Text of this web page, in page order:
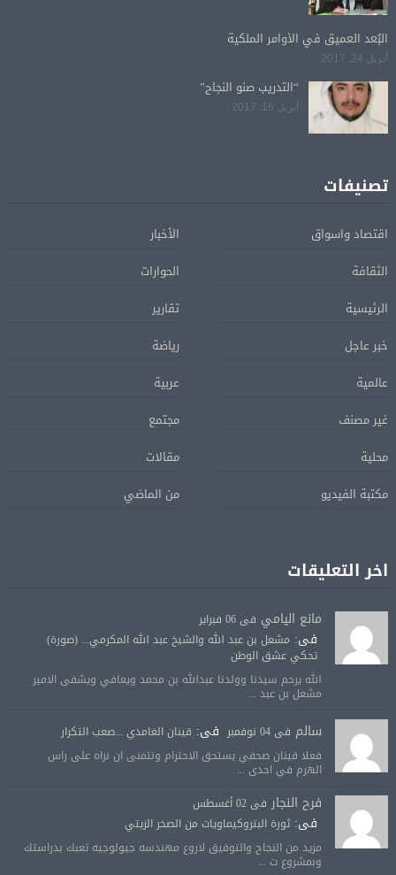
البُعد العميق في الأوامر الملكية
أبريل 24, 2017
“التدريب صنو النجاح”
أبريل 16, 2017
تصنيفات
اقتصاد واسواق
الأخبار
الثقافة
الحوارات
الرئيسية
تقارير
خبر عاجل
رياضة
عالمية
عربية
غير مصنف
مجتمع
محلية
مقالات
مكتبة الفيديو
من الماضي
اخر التعليقات
مانع اليامي فى 06 فبراير
فى: مشعل بن عبد الله والشيخ عبد الله المكرمي... (صورة)
تحكي عشق الوطن
الله يرحم سيدنا وولدنا عبدالله بن محمد ويعافي ويشفى الامير
مشعل بن عبد ...
سالم فى 04 نوفمبر فى: قينان الغامدي ...صعب التكرار
فعلا قينان صحفي يستحق الاحترام ونتمنى ان نراه على راس
الهرم في احدى ...
فرح النجار فى 02 أغسطس
فى:ثورة البتروكيماويات من الصخر الزيتي
مزيد من النجاح والتوفيق لاروع مهندسه جيولوجيه تعبك بدراستك
وبمشروع ت ...